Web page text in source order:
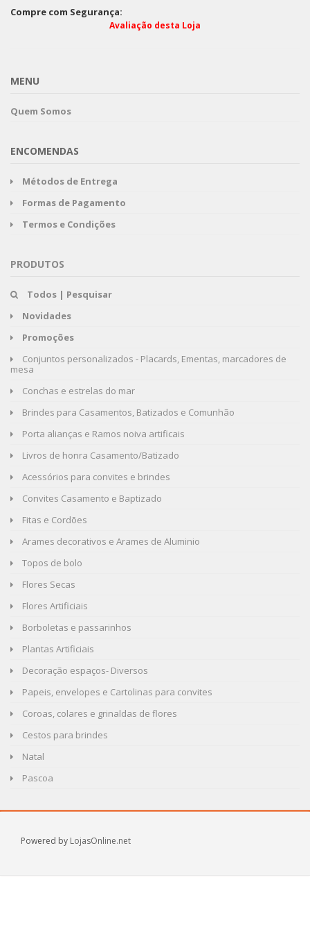
Compre com Segurança:
Avaliação desta Loja
MENU
Quem Somos
ENCOMENDAS
Métodos de Entrega
Formas de Pagamento
Termos e Condições
PRODUTOS
Todos | Pesquisar
Novidades
Promoções
Conjuntos personalizados - Placards, Ementas, marcadores de
mesa
Conchas e estrelas do mar
Brindes para Casamentos, Batizados e Comunhão
Porta alianças e Ramos noiva artificais
Livros de honra Casamento/Batizado
Acessórios para convites e brindes
Convites Casamento e Baptizado
Fitas e Cordões
Arames decorativos e Arames de Aluminio
Topos de bolo
Flores Secas
Flores Artificiais
Borboletas e passarinhos
Plantas Artificiais
Decoração espaços- Diversos
Papeis, envelopes e Cartolinas para convites
Coroas, colares e grinaldas de flores
Cestos para brindes
Natal
Pascoa
Powered by LojasOnline.net